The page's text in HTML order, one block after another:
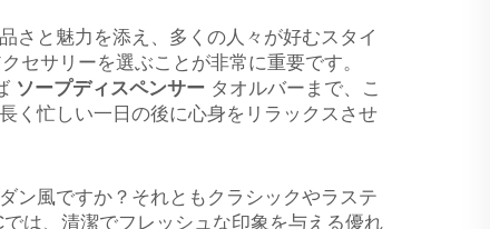
さと魅力を添え、多くの人々が好むスタイ
セサリーを選ぶことが非常に重要です。
ソープディスペンサー タオルバーまで、こ
く忙しい一日の後に心身をリラックスさせ
ン風ですか？それともクラシックやラステ
は、清潔でフレッシュな印象を与える優れ